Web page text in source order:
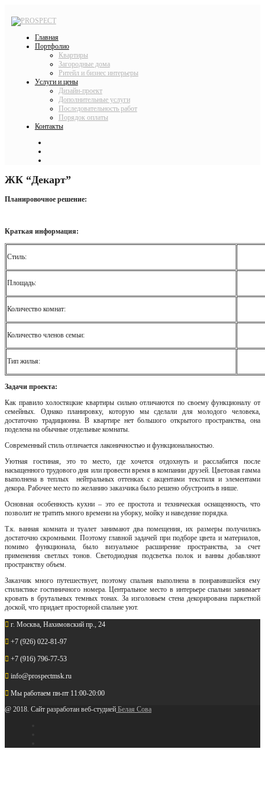
Главная
Портфолио
Квартиры
Загородные дома
Ритейл и бизнес интерьеры
Услуги и цены
Дизайн-проект
Дополнительные услуги
Последовательность работ
Порядок оплаты
Контакты
ЖК “Декарт”
Планировочное решение:
Краткая информация:
Стиль:
Площадь:
Количество комнат:
Количество членов семьи:
Тип жилья:
Задачи проекта:
Как правило холостяцкие квартиры сильно отличаются по своему функционалу от
семейных. Однако планировку, которую мы сделали для молодого человека,
достаточно традиционна. В квартире нет большого открытого пространства, она
поделена на обычные отдельные комнаты.
Современный стиль отличается лаконичностью и функциональностью.
Уютная гостиная, это то место, где хочется отдохнуть и расслабится после
насыщенного трудового дня или провести время в компании друзей. Цветовая гамма
выполнена в теплых нейтральных оттенках с акцентами текстиля и элементами
декора. Рабочее место по желанию заказчика было решено обустроить в нише.
Основная особенность кухни – это ее простота и техническая оснащенность, что
позволит не тратить много времени на уборку, мойку и наведение порядка.
Т.к. ванная комната и туалет занимают два помещения, их размеры получились
достаточно скромными. Поэтому главной задачей при подборе цвета и материалов,
помимо функционала, было визуальное расширение пространства, за счет
применения светлых тонов. Светодиодная подсветка полок и ванны добавляют
пространству объем.
Заказчик много путешествует, поэтому спальня выполнена в понравившейся ему
стилистике гостиничного номера. Центральное место в интерьере спальни занимает
кровать в брутальных темных тонах. За изголовьем стена декорирована паркетной
доской, что придает просторной спальне уют.
г. Москва, Нахимовский пр., 24
+7 (926) 022-81-97
+7 (916) 796-77-53
info@prospectmsk.ru
Мы работаем пн-пт 11:00-20:00
@ 2018. Сайт разработан веб-студией Белая Сова